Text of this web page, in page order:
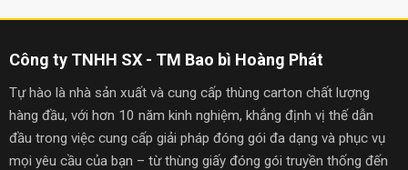
Công ty TNHH SX - TM Bao bì Hoàng Phát
Tự hào là nhà sản xuất và cung cấp thùng carton chất lượng
hàng đầu, với hơn 10 năm kinh nghiệm, khẳng định vị thế dẫn
đầu trong việc cung cấp giải pháp đóng gói đa dạng và phục vụ
mọi yêu cầu của bạn – từ thùng giấy đóng gói truyền thống đến